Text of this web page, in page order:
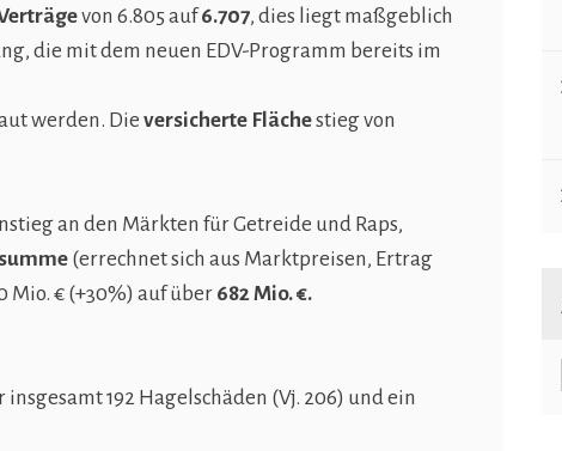
von 6.805 auf6.707, dies liegt maßgeblich
die mit dem neuen EDV-Programm bereits im
werden. Die versicherte Flächestieg von
an den Märkten für Getreide und Raps,
(errechnet sich aus Marktpreisen, Ertrag
Mio. € (+30%) auf über 682 Mio. €.
192 Hagelschäden (Vj. 206) und ein